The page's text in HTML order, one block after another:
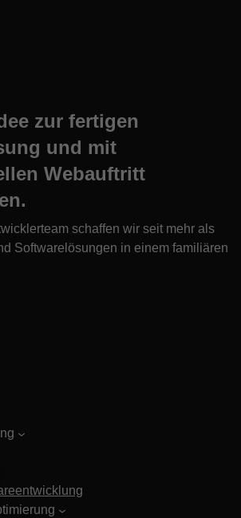
zur fertigen
und mit
Webauftritt
schaffen wir seit mehr als
Softwarelösungen in einem familiären